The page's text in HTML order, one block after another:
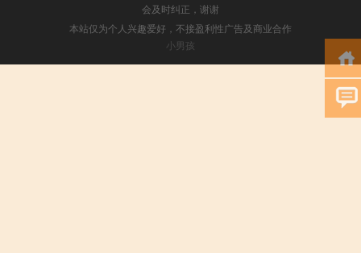
会及时纠正，谢谢
本站仅为个人兴趣爱好，不接盈利性广告及商业合作
小男孩